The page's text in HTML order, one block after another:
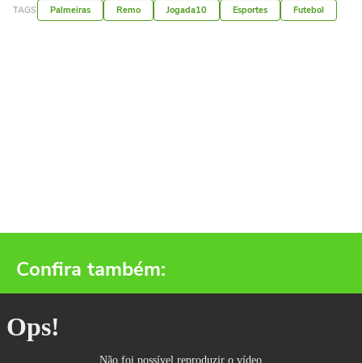
TAGS Palmeiras Remo Jogada10 Esportes Futebol
Confira também: